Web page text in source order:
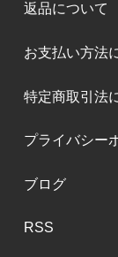
返品について
お支払い方法
特定商取引法
プライバシー
ブログ
RSS